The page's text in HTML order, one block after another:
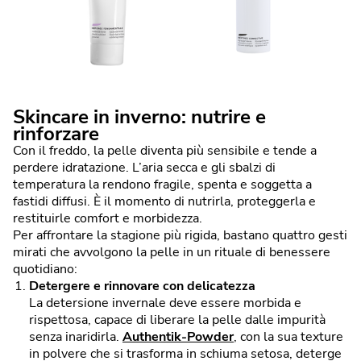
Skincare in inverno: nutrire e
rinforzare
Con il freddo, la pelle diventa più sensibile e tende a
perdere idratazione. L’aria secca e gli sbalzi di
temperatura la rendono fragile, spenta e soggetta a
fastidi diffusi. È il momento di nutrirla, proteggerla e
restituirle comfort e morbidezza.
Per affrontare la stagione più rigida, bastano quattro gesti
mirati che avvolgono la pelle in un rituale di benessere
quotidiano:
Detergere e rinnovare con delicatezza
La detersione invernale deve essere morbida e
rispettosa, capace di liberare la pelle dalle impurità
senza inaridirla. Authentik-Powder, con la sua texture
in polvere che si trasforma in schiuma setosa, deterge